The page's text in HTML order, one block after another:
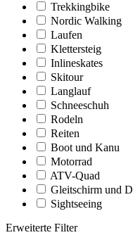
Trekkingbike
Nordic Walking
Laufen
Klettersteig
Inlineskates
Skitour
Langlauf
Schneeschuh
Rodeln
Reiten
Boot und Kanu
Motorrad
ATV-Quad
Gleitschirm und
Sightseeing
Erweiterte Filter